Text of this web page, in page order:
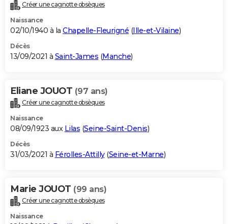
Créer une cagnotte obsèques
Naissance
02/10/1940 à la Chapelle-Fleurigné (Ille-et-Vilaine)
Décès
13/09/2021 à Saint-James (Manche)
Eliane JOUOT (97 ans)
Créer une cagnotte obsèques
Naissance
08/09/1923 aux Lilas (Seine-Saint-Denis)
Décès
31/03/2021 à Férolles-Attilly(Seine-et-Marne)
Marie JOUOT (99 ans)
Créer une cagnotte obsèques
Naissance